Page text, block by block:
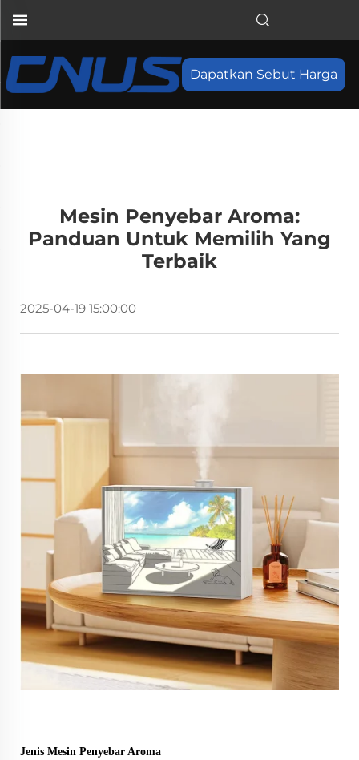
Dapatkan Sebut Harga
Mesin Penyebar Aroma:
Panduan Untuk Memilih Yang
Terbaik
2025-04-19 15:00:00
Jenis Mesin Penyebar Aroma